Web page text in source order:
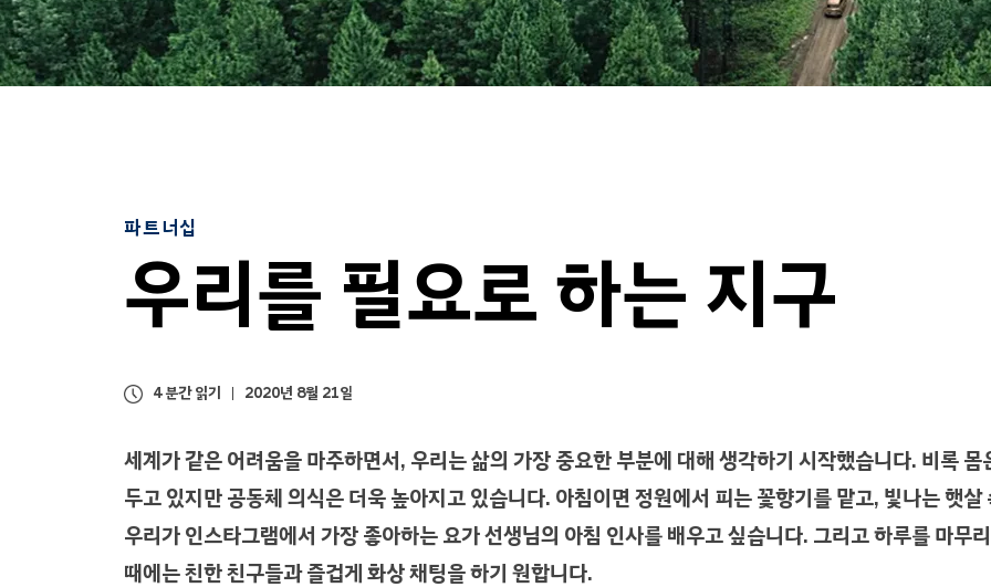
파트너십
우리를 필요로 하는 지구
4 분간 읽기 2020년 8월 21일
세계가 같은 어려움을 마주하면서, 우리는 삶의 가장 중요한 부분에 대해 생각하기 시작했습니다. 비록 몸
두고 있지만 공동체 의식은 더욱 높아지고 있습니다. 아침이면 정원에서 피는 꽃향기를 맡고, 빛나는 햇살
우리가 인스타그램에서 가장 좋아하는 요가 선생님의 아침 인사를 배우고 싶습니다. 그리고 하루를 마무
때에는 친한 친구들과 즐겁게 화상 채팅을 하기 원합니다.